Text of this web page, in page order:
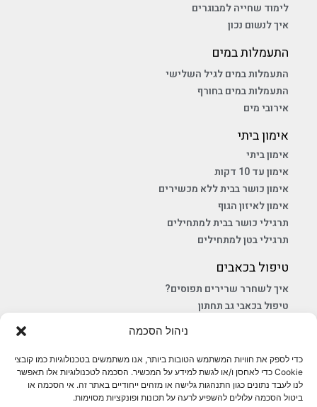
ניהול הסכמה
כדי לספק את חוויות המשתמש הטובות ביותר, אנו משתמשים בטכנולוגיות כמו קובצי
Cookie כדי לאחסן ו/או לגשת למידע על המכשיר. הסכמה לטכנולוגיות אלו תאפשר
לנו לעבד נתונים כגון התנהגות גלישה או מזהים ייחודיים באתר זה. אי הסכמה או
ביטול הסכמה עלולים להשפיע לרעה על תכונות ופונקציות מסוימות.
לימוד שחייה למבוגרים
איך לנשום נכון
התעמלות במים
התעמלות במים לגיל השלישי
התעמלות במים בחורף
אירובי מים
אימון ביתי
אימון ביתי
אימון עד 10 דקות
אימון כושר בבית ללא מכשירים
אימון לאיזון הגוף
תרגילי כושר בבית למתחילים
תרגילי בטן למתחילים
טיפול בכאבים
איך לשחרר שרירים תפוסים?
טיפול בכאבי גב תחתון
בלוג
פיברומיאלגיה